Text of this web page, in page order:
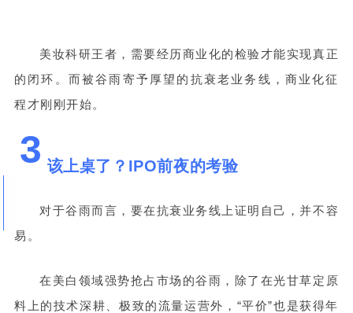
美妆科研王者，需要经历商业化的检验才能实现真正
的闭环。而被谷雨寄予厚望的抗衰老业务线，商业化征
程才刚刚开始。
3 该上桌了？IPO前夜的考验
对于谷雨而言，要在抗衰业务线上证明自己，并不容
易。
在美白领域强势抢占市场的谷雨，除了在光甘草定原
料上的技术深耕、极致的流量运营外，“平价”也是获得年